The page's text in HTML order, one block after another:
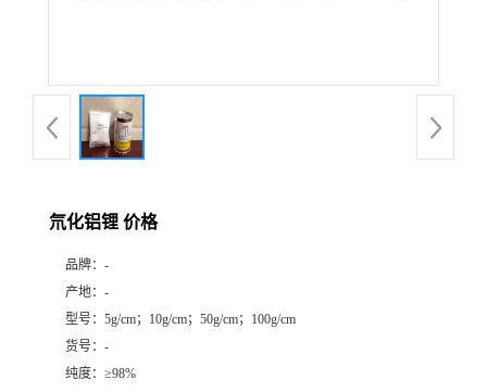
氘化铝锂 价格
品牌： -
产地： -
型号： 5g/cm；10g/cm；50g/cm；100g/cm
货号： -
纯度： ≥98%